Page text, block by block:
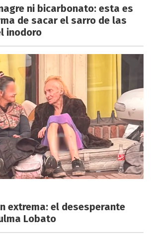
ni bicarbonato: esta es
de sacar el sarro de las
inodoro
extrema: el desesperante
Lobato